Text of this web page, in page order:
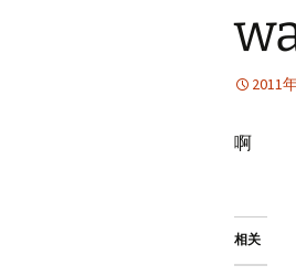
2011
啊
相关